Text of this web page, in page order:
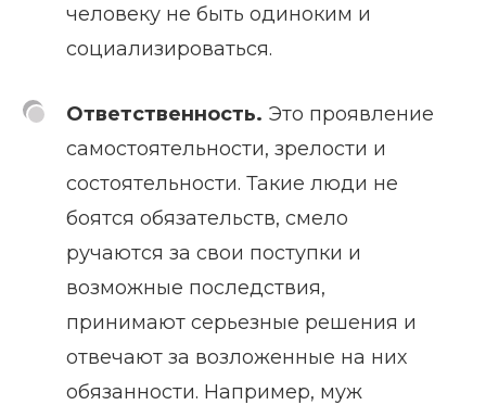
человеку не быть одиноким и
социализироваться.
Ответственность. Это проявление
самостоятельности, зрелости и
состоятельности. Такие люди не
боятся обязательств, смело
ручаются за свои поступки и
возможные последствия,
принимают серьезные решения и
отвечают за возложенные на них
обязанности. Например, муж